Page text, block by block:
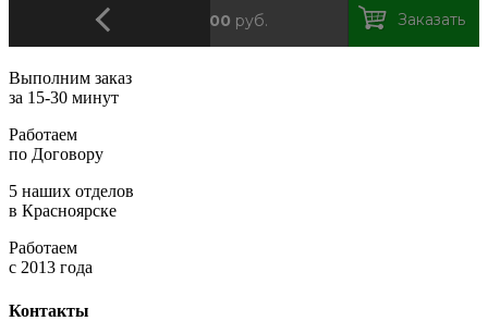
Выполним заказ
за 15-30 минут
Работаем
по Договору
5 наших отделов
в Красноярске
Работаем
с 2013 года
Контакты